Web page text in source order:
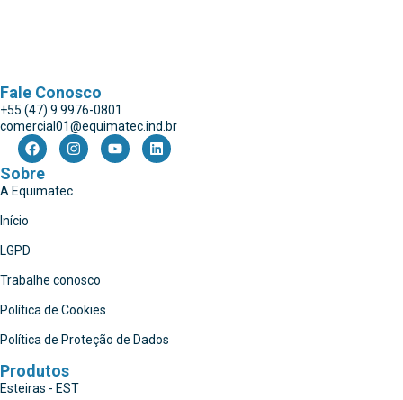
Fale Conosco
+55 (47) 9 9976-0801
comercial01@equimatec.ind.br
Sobre
A Equimatec
Início
LGPD
Trabalhe conosco
Política de Cookies
Política de Proteção de Dados
Produtos
Esteiras - EST